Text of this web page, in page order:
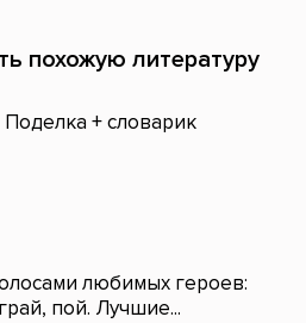
похожую литературу
Поделка + словарик
любимых героев:
пой. Лучшие...